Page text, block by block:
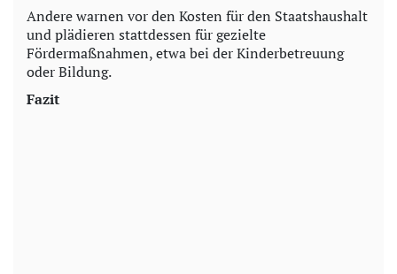
Andere warnen vor den Kosten für den Staatshaushalt
und plädieren stattdessen für gezielte
Fördermaßnahmen, etwa bei der Kinderbetreuung
oder Bildung.
Fazit